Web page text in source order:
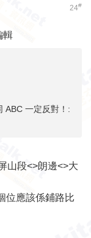
24#
輯
ABC 一定反對！:
山段<>朗邊<>大
位應該係鋪路比